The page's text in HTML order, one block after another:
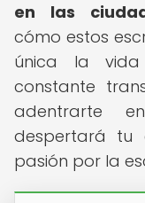
en las
cómo estos
única la
constante
adentrarte
despertará tu
pasión por la